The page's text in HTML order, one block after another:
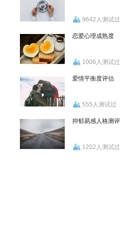
9642人测试过
恋爱心理成熟度
1006人测试过
爱情平衡度评估
555人测试过
抑郁易感人格测评
1202人测试过